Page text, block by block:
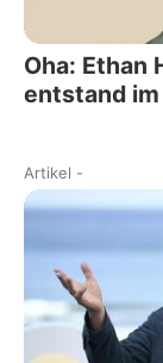
Oha: Ethan
entstand
Artikel -